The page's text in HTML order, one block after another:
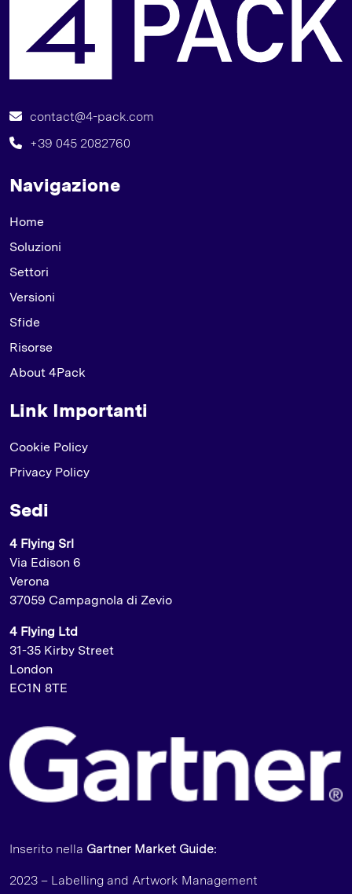
contact@4-pack.com
+39 045 2082760
Navigazione
Home
Soluzioni
Settori
Versioni
Sfide
Risorse
About 4Pack
Link Importanti
Cookie Policy
Privacy Policy
Sedi
4 Flying Srl
Via Edison 6
Verona
37059 Campagnola di Zevio
4 Flying Ltd
31-35 Kirby Street
London
EC1N 8TE
Inserito nella Gartner Market Guide:
2023 – Labelling and Artwork Management